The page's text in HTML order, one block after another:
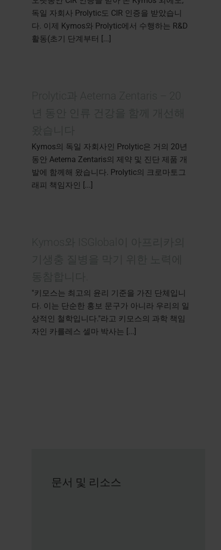
독일 자회사 Prolytic도 CIR 인증을 받았습니
다. 이제 Kymos와 Prolytic에서 수행하는 R&D
활동(초기 단계부터 [...]
Kymos의 독일 자회사인 Prolytic은 거의 20년
동안 Aeterna Zentaris의 제약 및 진단 제품 개
발에 함께해 왔습니다. Prolytic의 크로마토그
래피 책임자인 [...]
"키모스는 최고의 윤리 기준을 가진 단체입니
다. 이는 단순한 홍보 문구가 아니라 우리의 일
상적인 철학입니다."라고 키모스의 과학 책임
자인 카를레스 셀마 박사는 [...]
문서 및 리소스